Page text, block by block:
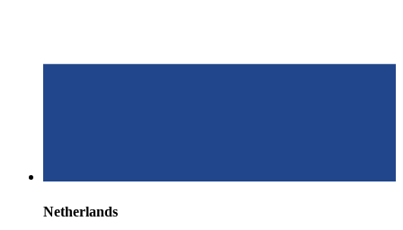
Netherlands